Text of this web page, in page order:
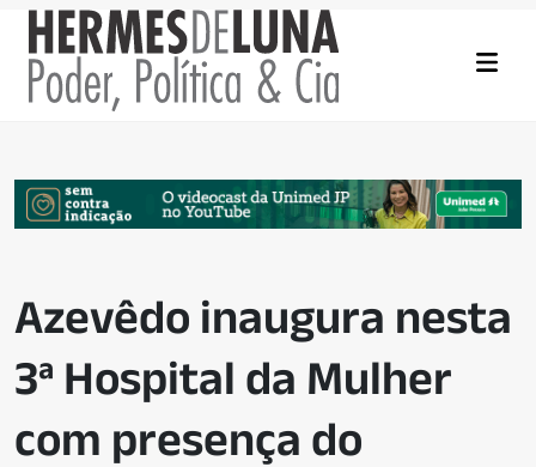
Azevêdo inaugura nesta
3ª Hospital da Mulher
com presença do